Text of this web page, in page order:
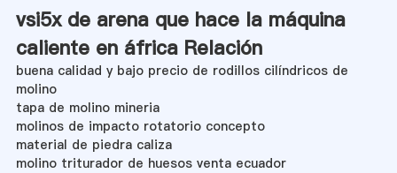
vsi5x de arena que hace la máquina
caliente en áfrica Relación
buena calidad y bajo precio de rodillos cilíndricos de
molino
tapa de molino mineria
molinos de impacto rotatorio concepto
material de piedra caliza
molino triturador de huesos venta ecuador